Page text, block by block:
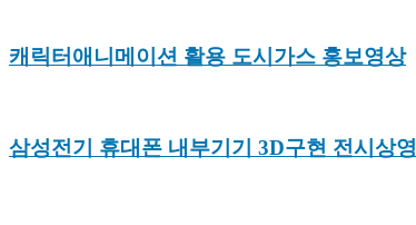
캐릭터애니메이션 활용 도시가스 홍보영상
삼성전기 휴대폰 내부기기 3D구현 전시상영